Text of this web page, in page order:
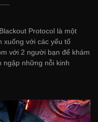
Protocol là một
xuống với các yếu tố
với 2 người bạn để khám
ngập những nỗi kinh